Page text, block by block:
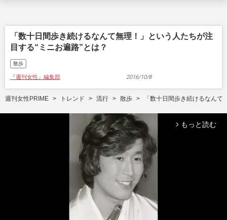
「数十日間歩き続けるなんて無理！」という人たちが注
目する“ミニお遍路”とは？
散歩
『週刊女性』編集部 2016/10/8
週刊女性PRIME トレンド 流行 散歩 「数十日間歩き続けるなん
arrow_forward_ios もっと読む